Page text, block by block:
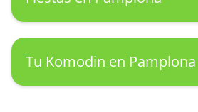
Tu Komodin en Pamplona